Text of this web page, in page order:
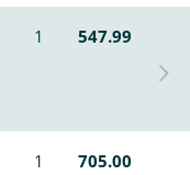
1
547.99
1 705.00